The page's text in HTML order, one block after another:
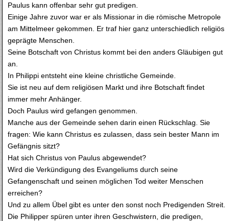
Paulus kann offenbar sehr gut predigen.
Einige Jahre zuvor war er als Missionar in die römische Metropole
am Mittelmeer gekommen. Er traf hier ganz unterschiedlich religiös
geprägte Menschen.
Seine Botschaft von Christus kommt bei den anders Gläubigen gut
an.
In Philippi entsteht eine kleine christliche Gemeinde.
Sie ist neu auf dem religiösen Markt und ihre Botschaft findet
immer mehr Anhänger.
Doch Paulus wird gefangen genommen.
Manche aus der Gemeinde sehen darin einen Rückschlag. Sie
fragen: Wie kann Christus es zulassen, dass sein bester Mann im
Gefängnis sitzt?
Hat sich Christus von Paulus abgewendet?
Wird die Verkündigung des Evangeliums durch seine
Gefangenschaft und seinen möglichen Tod weiter Menschen
erreichen?
Und zu allem Übel gibt es unter den sonst noch Predigenden Streit.
Die Philipper spüren unter ihren Geschwistern, die predigen,